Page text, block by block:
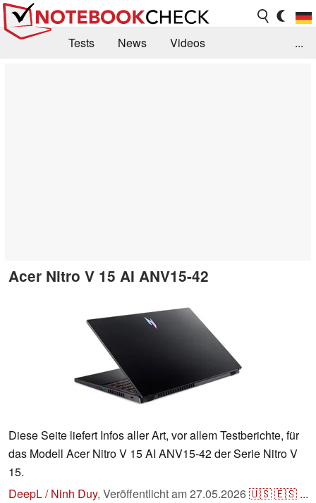
Tests News
Videos
...
Acer Nitro V 15 AI ANV15-42
Diese Seite liefert Infos aller Art, vor allem Testberichte, für
das Modell Acer Nitro V 15 AI ANV15-42 der Serie Nitro V
15.
DeepL / Ninh Duy, Veröffentlicht am27.05.2026🇺🇸🇪🇸 ...